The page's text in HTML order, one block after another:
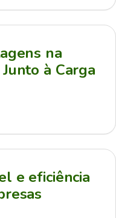
na
à Carga
e eficiência